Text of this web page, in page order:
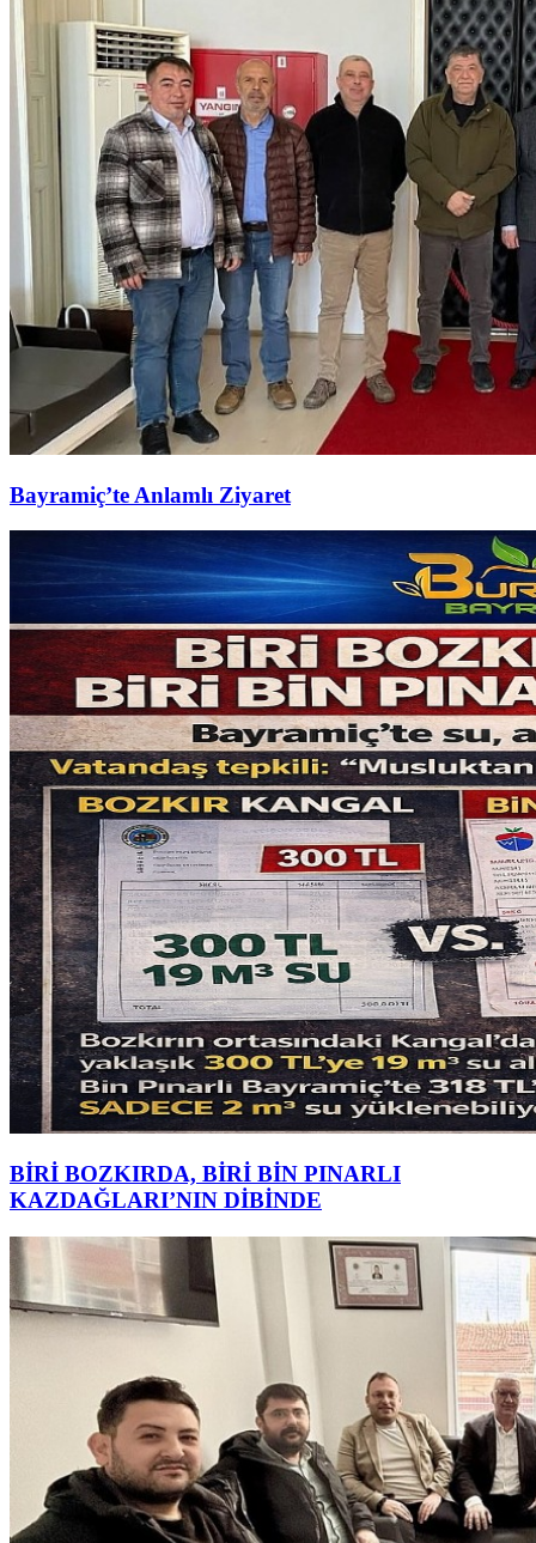
Bayramiç’te Anlamlı Ziyaret
BİRİ BOZKIRDA, BİRİ BİN PINARLI
KAZDAĞLARI’NIN DİBİNDE